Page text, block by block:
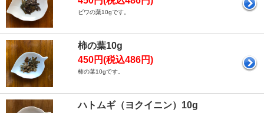
ビワの葉10gです。
柿の葉10g
450円(税込486円)
柿の葉10gです。
ハトムギ（ヨクイニン）10g